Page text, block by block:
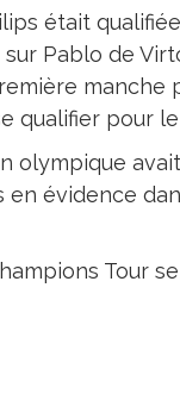
était
Pablo de
manche
qualifier pour
olympique
évidence
Tour